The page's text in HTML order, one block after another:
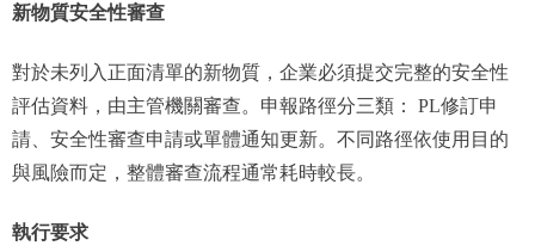
新物質安全性審查
對於未列入正面清單的新物質，企業必須提交完整的安全性
評估資料，由主管機關審查。申報路徑分三類： PL修訂申
請、安全性審查申請或單體通知更新。不同路徑依使用目的
與風險而定，整體審查流程通常耗時較長。
執行要求